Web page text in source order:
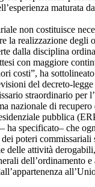
maturata
non costituisce
la realizzazione degli
dalla disciplina
con maggiore
costi”, ha
del decreto-
straordinario per
nazionale di recupero
pubblica
ha specificato– che
poteri commissariali
delle attività
dell’ordinamento